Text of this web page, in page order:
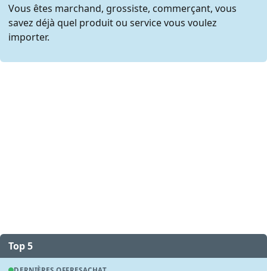
Vous êtes marchand, grossiste, commerçant, vous
savez déjà quel produit ou service vous voulez
importer.
Top 5